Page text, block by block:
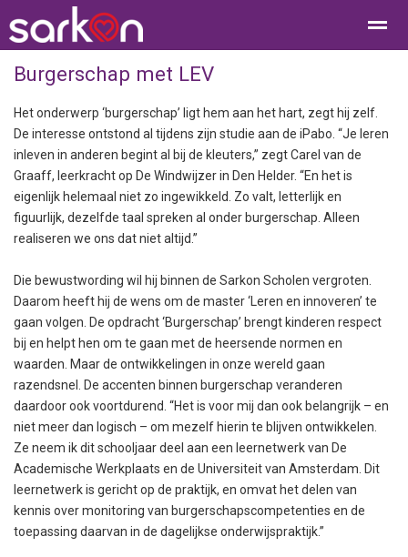
Burgerschap met LEV
Het onderwerp ‘burgerschap’ ligt hem aan het hart, zegt hij zelf.
De interesse ontstond al tijdens zijn studie aan de iPabo. “Je leren
inleven in anderen begint al bij de kleuters,” zegt Carel van de
Graaff, leerkracht op De Windwijzer in Den Helder. “En het is
eigenlijk helemaal niet zo ingewikkeld. Zo valt, letterlijk en
figuurlijk, dezelfde taal spreken al onder burgerschap. Alleen
realiseren we ons dat niet altijd.”
Die bewustwording wil hij binnen de Sarkon Scholen vergroten.
Daarom heeft hij de wens om de master ‘Leren en innoveren’ te
gaan volgen. De opdracht ‘Burgerschap’ brengt kinderen respect
bij en helpt hen om te gaan met de heersende normen en
waarden. Maar de ontwikkelingen in onze wereld gaan
razendsnel. De accenten binnen burgerschap veranderen
daardoor ook voortdurend. “Het is voor mij dan ook belangrijk – en
niet meer dan logisch – om mezelf hierin te blijven ontwikkelen.
Ze neem ik dit schooljaar deel aan een leernetwerk van De
Academische Werkplaats en de Universiteit van Amsterdam. Dit
leernetwerk is gericht op de praktijk, en omvat het delen van
kennis over monitoring van burgerschapscompetenties en de
toepassing daarvan in de dagelijkse onderwijspraktijk.”